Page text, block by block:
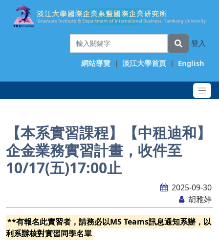
登入
網站導覽 | 淡江大學首頁 | English
【本系實習課程】【中租迪和】
企金業務實習計畫，收件至
10/17(五)17:00止
2025-09-30
胡雅婷
**有報名此實習者，請務必以MS Teams訊息通知系辦，以
利系辦核對實習同學名單